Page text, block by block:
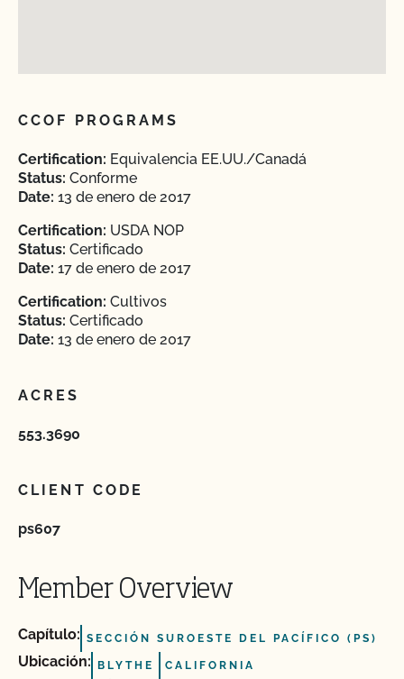
CCOF PROGRAMS
Certification: Equivalencia EE.UU./Canadá
Status: Conforme
Date: 13 de enero de 2017
Certification: USDA NOP
Status: Certificado
Date: 17 de enero de 2017
Certification: Cultivos
Status: Certificado
Date: 13 de enero de 2017
ACRES
553.3690
CLIENT CODE
ps607
Member Overview
Capítulo: SECCIÓN SUROESTE DEL PACÍFICO (PS)
Ubicación: BLYTHE CALIFORNIA